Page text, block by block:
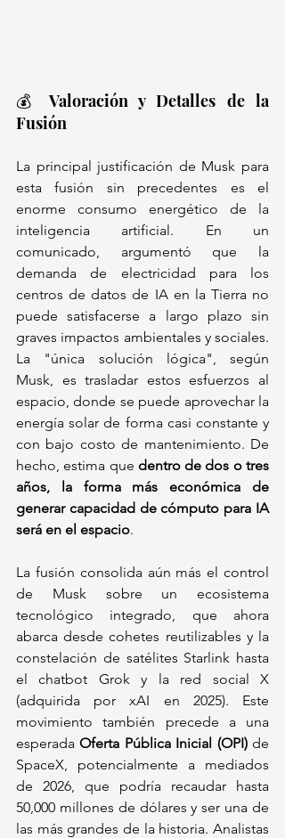
💰 Valoración y Detalles de la
Fusión
La principal justificación de Musk para
esta fusión sin precedentes es el
enorme consumo energético de la
inteligencia artificial. En un
comunicado, argumentó que la
demanda de electricidad para los
centros de datos de IA en la Tierra no
puede satisfacerse a largo plazo sin
graves impactos ambientales y sociales.
La "única solución lógica", según
Musk, es trasladar estos esfuerzos al
espacio, donde se puede aprovechar la
energía solar de forma casi constante y
con bajo costo de mantenimiento. De
hecho, estima que dentro de dos o tres
años, la forma más económica de
generar capacidad de cómputo para IA
será en el espacio.
La fusión consolida aún más el control
de Musk sobre un ecosistema
tecnológico integrado, que ahora
abarca desde cohetes reutilizables y la
constelación de satélites Starlink hasta
el chatbot Grok y la red social X
(adquirida por xAI en 2025). Este
movimiento también precede a una
esperada Oferta Pública Inicial (OPI) de
SpaceX, potencialmente a mediados
de 2026, que podría recaudar hasta
50,000 millones de dólares y ser una de
las más grandes de la historia. Analistas